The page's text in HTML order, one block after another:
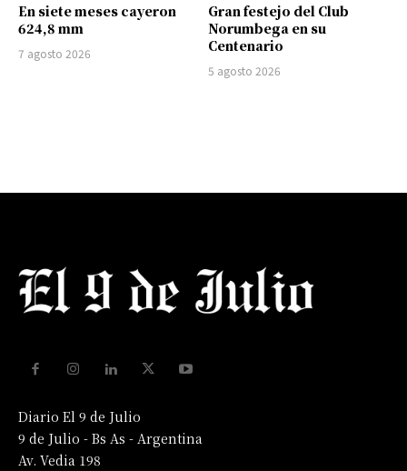
En siete meses cayeron
624,8 mm
7 agosto 2026
Gran festejo del Club
Norumbega en su
Centenario
5 agosto 2026
Diario El 9 de Julio
9 de Julio - Bs As - Argentina
Av. Vedia 198